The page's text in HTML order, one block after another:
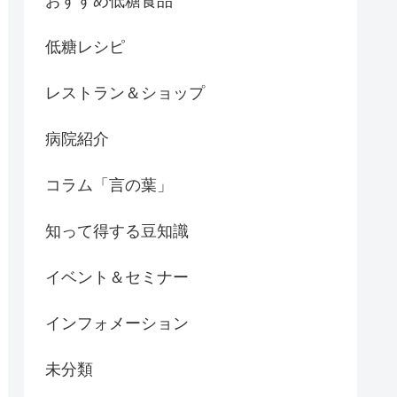
低糖レシピ
レストラン＆ショップ
病院紹介
コラム「言の葉」
知って得する豆知識
イベント＆セミナー
インフォメーション
未分類